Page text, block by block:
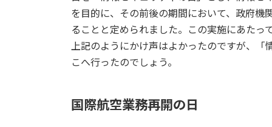
を目的に、その前後の期間において、政府機
ることと定められました。この実施にあたっ
上記のようにかけ声はよかったのですが、
こへ行ったのでしょう。
国際航空業務再開の日